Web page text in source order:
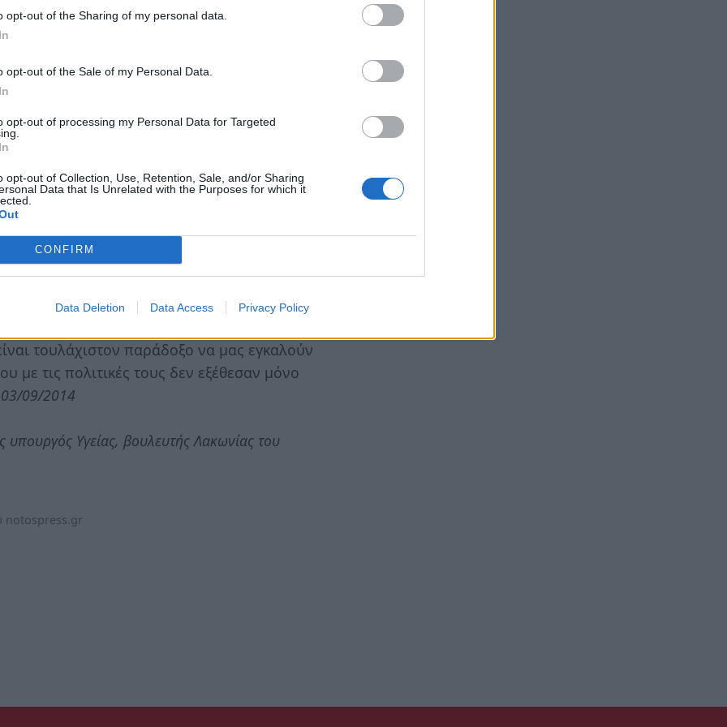
opt-out of the Sharing of my personal data.
opt-out of the Sale of my Personal Data.
opt-out of processing my Personal Data for Targeted
opt-out of Collection, Use, Retention, Sale, and/or Sharing
Data that Is Unrelated with the Purposes for which it
CONFIRM
Data Deletion Data Access Privacy Policy
οι πολίτες δεν είναι λωτοφάγοι.
κρίσιμων στιγμών, υπηρετεί με συνέπεια
ΝΔ δεν συνιστά στρατηγική επιλογή,
μας με τη Δεξιά παραμένουν
πολιτική μας αυθυπαρξία, εργαζόμαστε
την ανάκαμψη της οικονομίας.
Κεντροαριστεράς, επιδιώκουμε
του τόπου. Δεν έχουμε εκ
προγραμματικές συγκλίσεις που μπορούν
ψήφο τους έβαλαν τέλος στις
τουλάχιστον παράδοξο να μας εγκαλούν
με τις πολιτικές τους δεν εξέθεσαν μόνο
09/2014
Υγείας, βουλευτής Λακωνίας του
notospress.gr